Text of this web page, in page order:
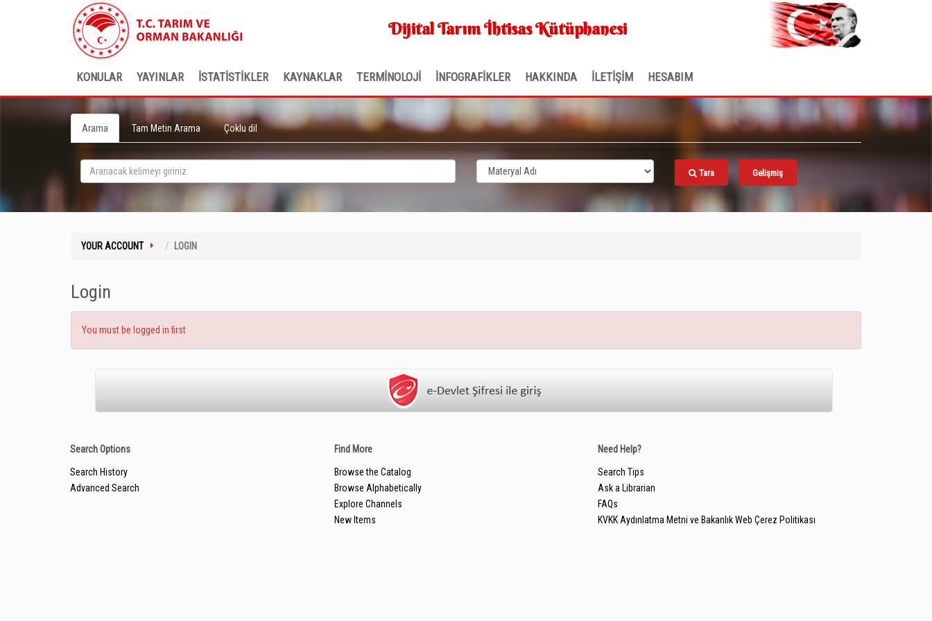
Dijital Tarım İhtisas Kütüphanesi
KONULAR YAYINLAR İSTATİSTİKLER KAYNAKLAR TERMİNOLOJİ İNFOGRAFİKLER HAKKINDA İLETİŞİM HESABIM
Arama Tam Metin Arama Çoklu dil
Tara Gelişmiş
YOUR ACCOUNT LOGIN
Login
You must be logged in first
Search Options
Search History
Advanced Search
Find More
Browse the Catalog
Browse Alphabetically
Explore Channels
New Items
Need Help?
Search Tips
Ask a Librarian
FAQs
KVKK Aydınlatma Metni ve Bakanlık Web Çerez Politikası